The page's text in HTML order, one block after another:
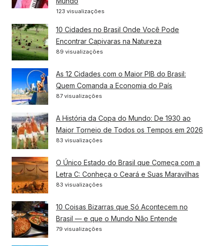
123 visualizações
10 Cidades no Brasil Onde Você Pode
Encontrar Capivaras na Natureza
89 visualizações
As 12 Cidades com o Maior PIB do Brasil:
Quem Comanda a Economia do País
87 visualizações
A História da Copa do Mundo: De 1930 ao
Maior Torneio de Todos os Tempos em 2026
83 visualizações
O Único Estado do Brasil que Começa com a
Letra C: Conheça o Ceará e Suas Maravilhas
83 visualizações
10 Coisas Bizarras que Só Acontecem no
Brasil — e que o Mundo Não Entende
79 visualizações